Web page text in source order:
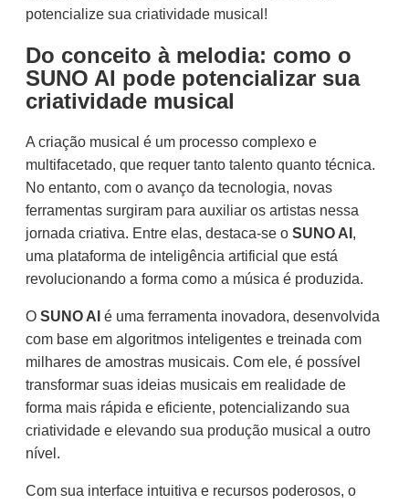
potencialize sua criatividade musical!
Do conceito à melodia: como o
SUNO AI pode potencializar sua
criatividade musical
A criação musical é um processo complexo e
multifacetado, que requer tanto talento quanto técnica.
No entanto, com o avanço da tecnologia, novas
ferramentas surgiram para auxiliar os artistas nessa
jornada criativa. Entre elas, destaca-se o SUNO AI ,
uma plataforma de inteligência artificial que está
revolucionando a forma como a música é produzida.
O SUNO AI é uma ferramenta inovadora, desenvolvida
com base em algoritmos inteligentes e treinada com
milhares de amostras musicais. Com ele, é possível
transformar suas ideias musicais em realidade de
forma mais rápida e eficiente, potencializando sua
criatividade e elevando sua produção musical a outro
nível.
Com sua interface intuitiva e recursos poderosos, o